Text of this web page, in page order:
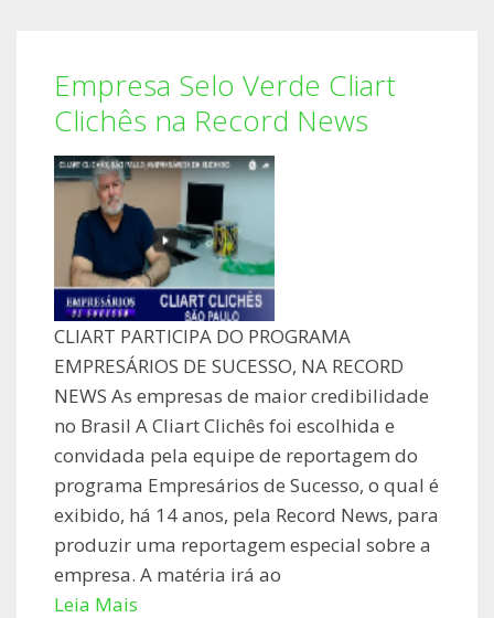
Empresa Selo Verde Cliart
Clichês na Record News
CLIART PARTICIPA DO PROGRAMA
EMPRESÁRIOS DE SUCESSO, NA RECORD
NEWS As empresas de maior credibilidade
no Brasil A Cliart Clichês foi escolhida e
convidada pela equipe de reportagem do
programa Empresários de Sucesso, o qual é
exibido, há 14 anos, pela Record News, para
produzir uma reportagem especial sobre a
empresa. A matéria irá ao
Leia Mais